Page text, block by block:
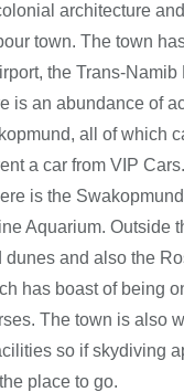
architecture
town. The town
the Trans-
is an abundance of
all of which
a car from VIP
is the
Aquarium. Outside
dunes and also the
has boast of being
The town is also
so if skydiving
place to go.